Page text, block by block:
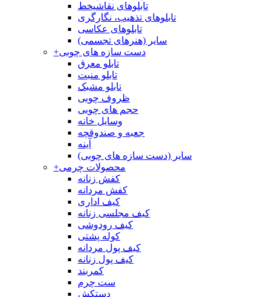
تابلوهای نقاشیخط
تابلوهای تذهیب، نگارگری
تابلوهای عکاسی
سایر (هنرهای تجسمی)
+دست سازه های چوبی
تابلو معرق
تابلو منبت
تابلو مشبک
ظروف چوبی
حجم های چوبی
وسایل خانه
جعبه و صندوقچه
آینه
سایر (دست سازه های چوبی)
+محصولات چرمی
کفش زنانه
کفش مردانه
کیف اداری
کیف مجلسی زنانه
کیف رودوشی
کوله پشتی
کیف پول مردانه
کیف پول زنانه
کمربند
ست چرم
دستکش